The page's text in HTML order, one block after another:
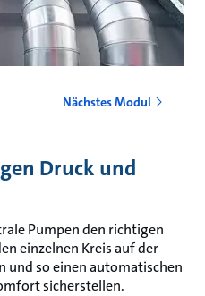
Nächstes Modul
Druck und
Pumpen den richtigen
einzelnen Kreis auf der
und so einen automatischen
sicherstellen.